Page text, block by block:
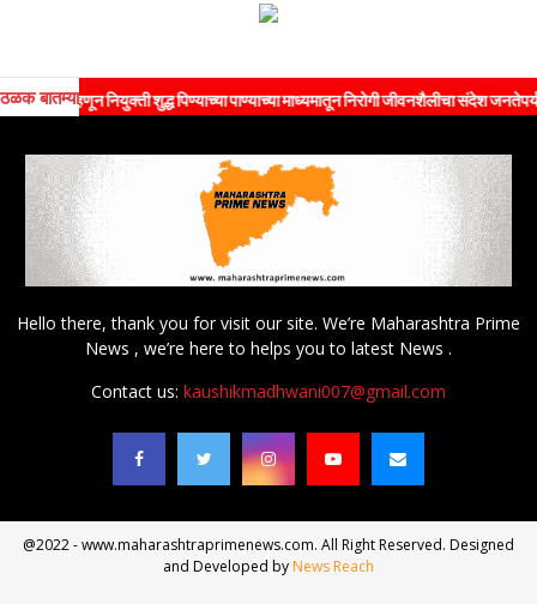
ठळक बातम्याशुद्ध पिण्याच्या पाण्याच्या माध्यमातून निरोगी जीवनशैलीचा संदेश जनतेपर्यंत
Hello there, thank you for visit our site. We’re Maharashtra Prime
News , we’re here to helps you to latest News .
Contact us: kaushikmadhwani007@gmail.com
@2022 - www.maharashtraprimenews.com. All Right Reserved. Designed
and Developed by News Reach